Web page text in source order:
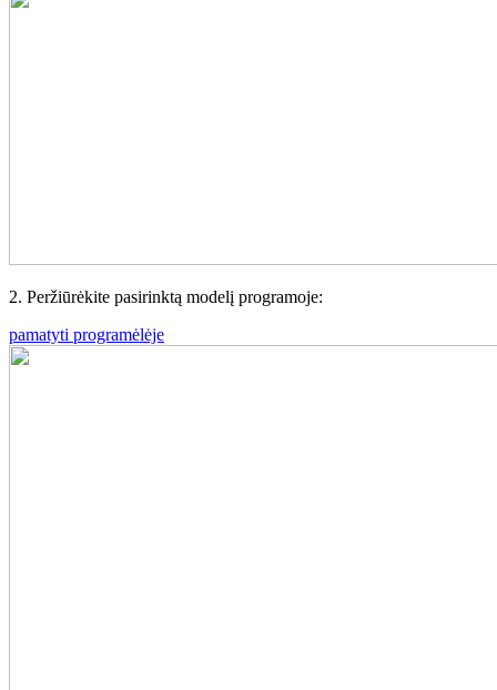
2. Peržiūrėkite pasirinktą modelį programoje:
pamatyti programėlėje